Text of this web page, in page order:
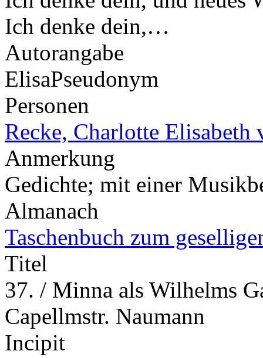
Ich denke dein,…
Autorangabe
ElisaPseudonym
Personen
Recke, Charlotte Elisabeth
Anmerkung
Gedichte; mit einer
Almanach
Taschenbuch zum
Titel
37. / Minna als Wilhelms
Capellmstr. Naumann
Incipit